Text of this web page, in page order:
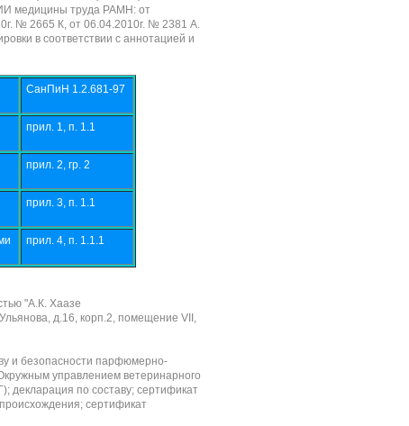
медицины труда РАМН: от
№ 2665 К, от 06.04.2010г. № 2381 А.
в соответствии с аннотацией и
СанПиН 1.2.681-97
прил. 1, п. 1.1
прил. 2, гр. 2
прил. 3, п. 1.1
прил. 4, п. 1.1.1
"А.К. Хаазе
д.16, корп.2, помещение VII,
и безопасности парфюмерно-
управлением ветеринарного
декларация по составу; сертификат
сертификат